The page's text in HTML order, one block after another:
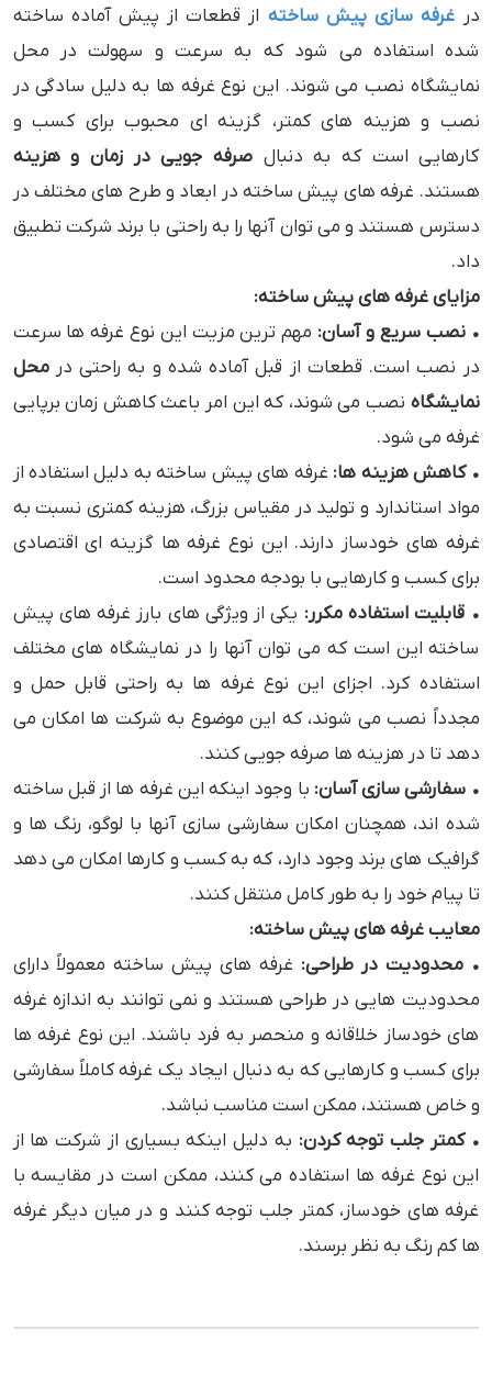
در غرفه ‌سازی پیش ‌ساخته از قطعات از پیش آماده ساخته
شده استفاده می شود که به سرعت و سهولت در محل
نمایشگاه نصب می ‌شوند. این نوع غرفه ‌ها به دلیل سادگی در
نصب و هزینه‌ های کمتر، گزینه ‌ای محبوب برای کسب ‌و
کارهایی است که به دنبال صرفه ‌جویی در زمان و هزینه
هستند. غرفه‌ های پیش‌ ساخته در ابعاد و طرح ‌های مختلف در
دسترس هستند و می ‌توان آنها را به راحتی با برند شرکت تطبیق
داد.
مزایای غرفه‌ های پیش ‌ساخته:
• نصب سریع و آسان: مهم‌ ترین مزیت این نوع غرفه ‌ها سرعت
در نصب است. قطعات از قبل آماده شده و به راحتی درمحل
نمایشگاه نصب می ‌شوند، که این امر باعث کاهش زمان برپایی
غرفه می‌ شود.
• کاهش هزینه‌ ها: غرفه‌ های پیش‌ ساخته به دلیل استفاده از
مواد استاندارد و تولید در مقیاس بزرگ، هزینه کمتری نسبت به
غرفه‌ های خودساز دارند. این نوع غرفه‌ ها گزینه ‌ای اقتصادی
برای کسب ‌و کارهایی با بودجه محدود است.
• قابلیت استفاده مکرر: یکی از ویژگی‌ های بارز غرفه‌ های پیش
‌ساخته این است که می‌ توان آنها را در نمایشگاه ‌های مختلف
استفاده کرد. اجزای این نوع غرفه‌ ها به راحتی قابل حمل و
مجدداً نصب می ‌شوند، که این موضوع به شرکت‌ ها امکان می
‌دهد تا در هزینه ‌ها صرفه ‌جویی کنند.
• سفارشی ‌سازی آسان: با وجود اینکه این غرفه‌ ها از قبل ساخته
شده ‌اند، همچنان امکان سفارشی ‌سازی آنها با لوگو، رنگ‌ ها و
گرافیک ‌های برند وجود دارد، که به کسب ‌و کارها امکان می ‌دهد
تا پیام خود را به طور کامل منتقل کنند.
معایب غرفه ‌های پیش‌ ساخته:
• محدودیت در طراحی: غرفه ‌های پیش ‌ساخته معمولاً دارای
محدودیت ‌هایی در طراحی هستند و نمی ‌توانند به اندازه غرفه
‌های خودساز خلاقانه و منحصر به فرد باشند. این نوع غرفه‌ ها
برای کسب ‌و کارهایی که به دنبال ایجاد یک غرفه کاملاً سفارشی
و خاص هستند، ممکن است مناسب نباشد.
• کمتر جلب توجه کردن: به دلیل اینکه بسیاری از شرکت‌ ها از
این نوع غرفه ‌ها استفاده می ‌کنند، ممکن است در مقایسه با
غرفه ‌های خودساز، کمتر جلب توجه کنند و در میان دیگر غرفه
‌ها کم ‌رنگ به نظر برسند.